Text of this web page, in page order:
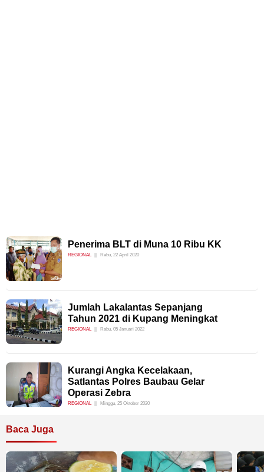
Penerima BLT di Muna 10 Ribu KK
REGIONAL Rabu, 22 April 2020
Jumlah Lakalantas Sepanjang
Tahun 2021 di Kupang Meningkat
REGIONAL Rabu, 05 Januari 2022
Kurangi Angka Kecelakaan,
Satlantas Polres Baubau Gelar
Operasi Zebra
REGIONAL Minggu, 25 Oktober 2020
Baca Juga